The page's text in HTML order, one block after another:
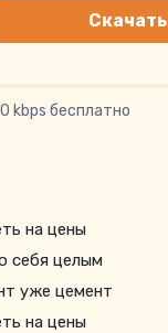
Скачать
kbps бесплатно
на цены
себя целым
уже цемент
на цены